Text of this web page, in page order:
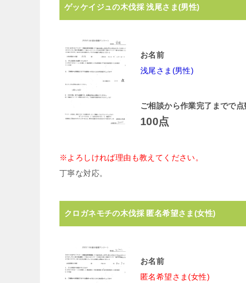
ゲッケイジュの木伐採 浅尾さま(男性)
お名前
浅尾さま(男性)
ご相談から作業完了までで
100点
※よろしければ理由も教えてください。
丁寧な対応。
クロガネモチの木伐採 匿名希望さま(女性)
お名前
匿名希望さま(女性)